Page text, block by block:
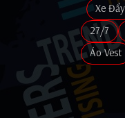
Xe Đẩy
27/7
Áo Vest